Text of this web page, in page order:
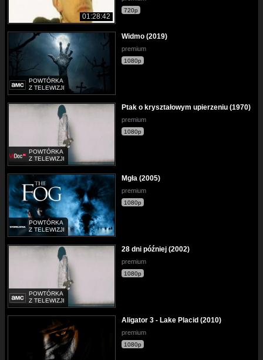
01:28:42
720p
POWTÓRKA
Z TELEWIZJI
Widmo (2019)
premium
1080p
POWTÓRKA
Z TELEWIZJI
Ptak o kryształowym upierzeniu (1970)
premium
1080p
POWTÓRKA
Z TELEWIZJI
Mgła (2005)
premium
1080p
POWTÓRKA
Z TELEWIZJI
28 dni później (2002)
premium
1080p
Aligator 3 - Lake Placid (2010)
premium
1080p